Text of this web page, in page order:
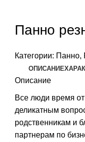
Панно
Категории: Панно,
ОПИСАНИЕ
Описание
Все люди время
деликатным
родственникам и
партнерам по